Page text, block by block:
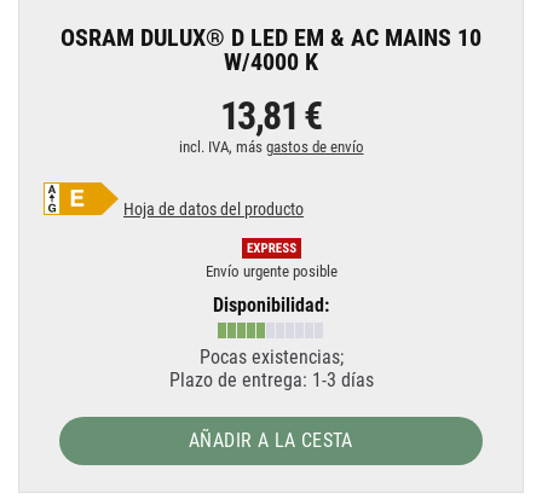
OSRAM DULUX® D LED EM & AC MAINS 10
W/4000 K
13,81 €
incl. IVA, más gastos de envío
Hoja de datos del producto
Envío urgente posible
Disponibilidad:
Pocas existencias;
Plazo de entrega: 1-3 días
AÑADIR A LA CESTA